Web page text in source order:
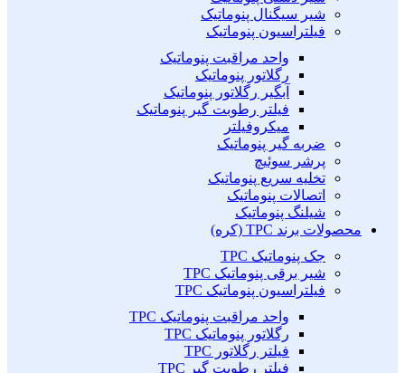
شیر سیگنال پنوماتیک
فیلتراسیون پنوماتیک
واحد مراقبت پنوماتیک
رگلاتور پنوماتیک
آبگیر رگلاتور پنوماتیک
فیلتر رطوبت گیر پنوماتیک
میکروفیلتر
ضربه گیر پنوماتیک
پرشر سوئیچ
تخلیه سریع پنوماتیک
اتصالات پنوماتیک
شیلنگ پنوماتیک
محصولات برند TPC (کره)
جک پنوماتیک TPC
شیر برقی پنوماتیک TPC
فیلتراسیون پنوماتیک TPC
واحد مراقبت پنوماتیک TPC
رگلاتور پنوماتیک TPC
فیلتر رگلاتور TPC
فیلتر رطوبت گیر TPC